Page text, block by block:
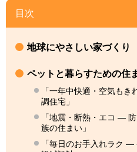
目次
地球にやさしい家づくり
ペットと暮らすための住
「一年中快適・空気も
調住宅」
「地震・断熱・エコ —
族の住まい」
「毎日のお手入れラク